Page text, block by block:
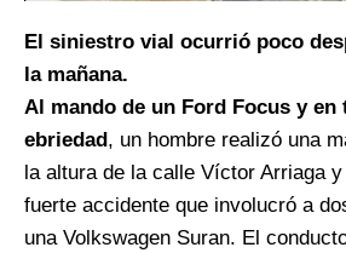
El siniestro vial ocurrió poco
la mañana.
Al mando de un Ford Focus y en
ebriedad , un hombre realizó una
la altura de la calle Víctor Arriaga
fuerte accidente que involucró a
una Volkswagen Suran. El